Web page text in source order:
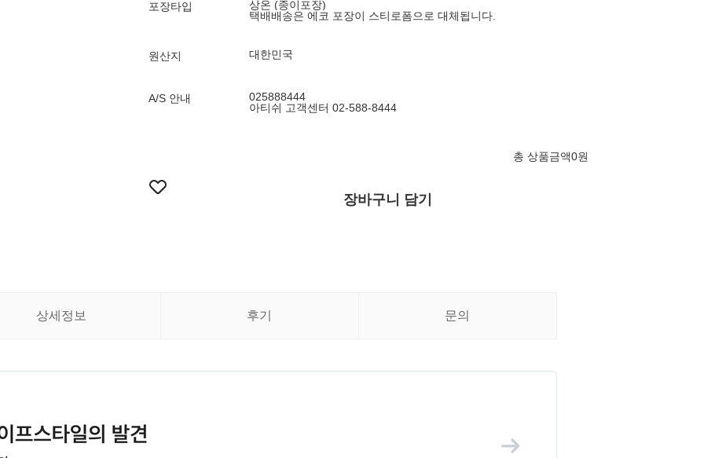
포장타입
상온 (종이포장)
택배배송은 에코 포장이 스티로폼으로 대체됩니다.
원산지 대한민국
A/S 안내
025888444
아티쉬 고객센터 02-588-8444
총 상품금액0원
장바구니 담기
상세정보 후기 문의